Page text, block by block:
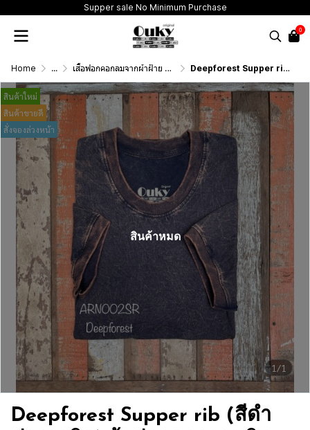
Supper sale No Minimum Purchase
0
Home ... เสื้อฟอกคอกลมจากผ้าฝ้าย 100% (T-Shirt Round Neck Vintage Washed Cotton 100%) Deepforest Supper rib (สีดำฟอกเอซิด) ผ้าฟอกคอกลมผลิตจากผ้าฝ้าย 100% ให้ความรู้สึกนุ่มฟู เบาสบาย เป็นมิตรต่อผิวกาย ระบายอากาศดีไม่เหนียวติดตัว
1/1
สินค้าใหม่
สินค้าขายดี
สั่งจองล่วงหน้า
สินค้าหมด
Deepforest Supper rib (สีดำ